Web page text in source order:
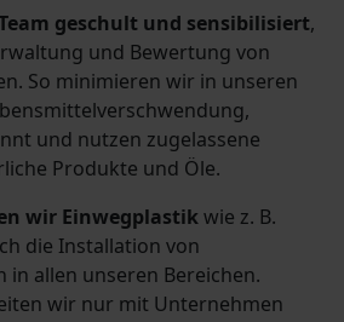
geschult und sensibilisiert,
und Bewertung von
So minimieren wir in unseren
und nutzen zugelassene
Produkte und Öle.
wir Einwegplastikwie z. B.
die Installation von
allen unseren Bereichen.
wir nur mit Unternehmen